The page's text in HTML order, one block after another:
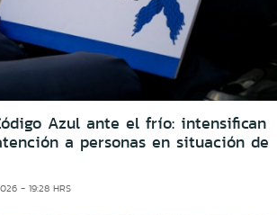
Azul ante el frío: intensifican
a personas en situación de
- 19:28 HRS